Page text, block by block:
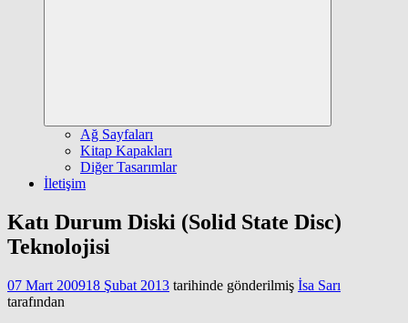
Ağ Sayfaları
Kitap Kapakları
Diğer Tasarımlar
İletişim
Katı Durum Diski (Solid State Disc)
Teknolojisi
07 Mart 200918 Şubat 2013 tarihinde gönderilmiş İsa Sarı
tarafından